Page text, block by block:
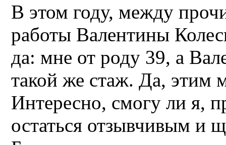
В этом году, между
работы Валентины
да: мне от роду 39, а
такой же стаж. Да, этим
Интересно, смогу ли я,
остаться отзывчивым и